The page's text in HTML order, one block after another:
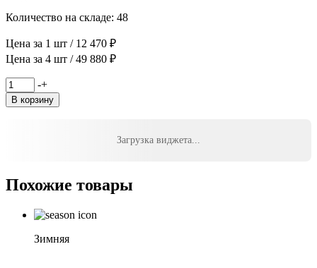
Количество на складе: 48
Цена за 1 шт / 12 470 ₽
Цена за 4 шт / 49 880 ₽
Количество
товара
Yokohama
TL
-+
В корзину
Загрузка виджета...
Похожие товары
Зимняя